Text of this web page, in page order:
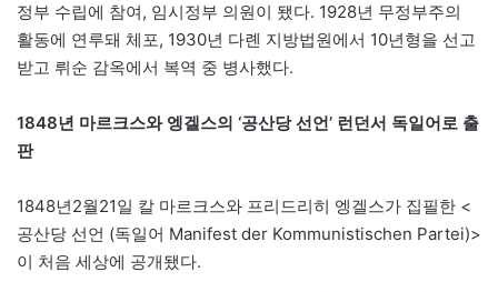
정부 수립에 참여, 임시정부 의원이 됐다. 1928년 무정부주의
활동에 연루돼 체포, 1930년 다롄 지방법원에서 10년형을 선고
받고 뤼순 감옥에서 복역 중 병사했다.
1848년 마르크스와 엥겔스의 ‘공산당 선언’ 런던서 독일어로 출
판
1848년2월21일 칼 마르크스와 프리드리히 엥겔스가 집필한 <
공산당 선언 (독일어 Manifest der Kommunistischen Partei)>
이 처음 세상에 공개됐다.